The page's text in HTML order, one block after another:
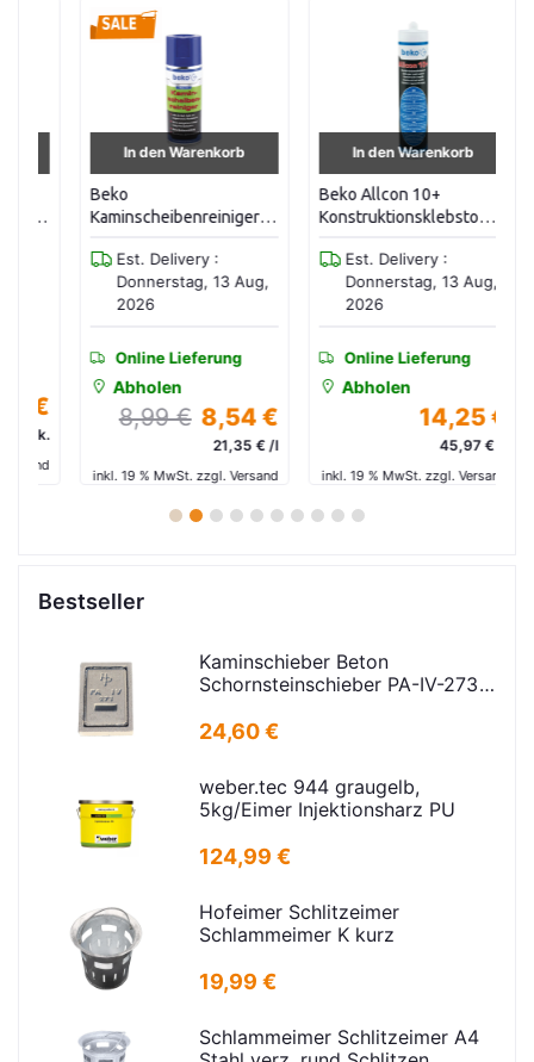
In den Warenkorb
Beko
Kaminscheibenreiniger
Est. Delivery :
Donnerstag, 13 Aug,
2026
Online Lieferung
Abholen
8,99 € 8,54 €
21,35 € /l
inkl. 19 % MwSt. zzgl. Versand
In den Warenkorb
Beko Allcon 10+
Konstruktionsklebstoff
Est. Delivery :
Donnerstag, 13 Aug,
2026
Online Lieferung
Abholen
14,25 €
45,97 € /l
inkl. 19 % MwSt. zzgl. Versand
1 2 3 4 5 6 7 8 9 10
Bestseller
Kaminschieber Beton
Schornsteinschieber PA-IV-273
16,5x24,5cm
24,60 €
weber.tec 944 graugelb,
5kg/Eimer Injektionsharz PU
124,99 €
Hofeimer Schlitzeimer
Schlammeimer K kurz
19,99 €
Schlammeimer Schlitzeimer A4